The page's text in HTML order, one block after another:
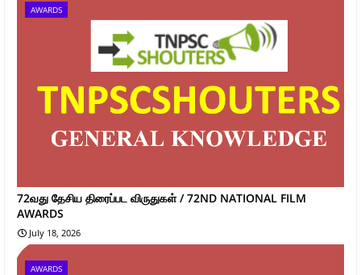
AWARDS
72வது தேசிய திரைப்பட விருதுகள் / 72ND NATIONAL FILM
AWARDS
July 18, 2026
AWARDS